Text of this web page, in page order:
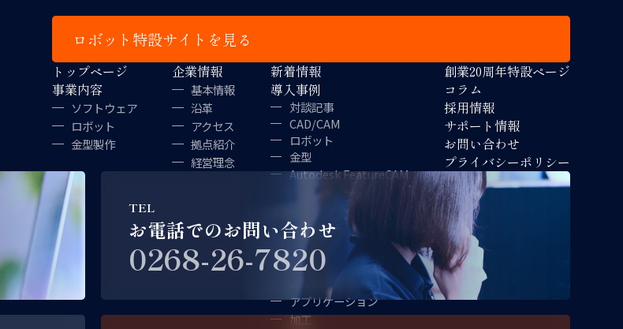
TEL
お電話でのお問い合わせ
0268-26-7820
ロボット特設サイトを見る
トップページ
事業内容
ソフトウェア
ロボット
金型製作
企業情報
基本情報
沿革
アクセス
拠点紹介
経営理念
新着情報
導入事例
対談記事
CAD/CAM
ロボット
金型
Autodesk FeatureCAM
Autodesk Fusion
CAM-TOOL
CAMWorks
EZ-MILL
FFCAM
SOLIDWORKS
アプリケーション
加工
創業20周年特設ページ
コラム
採用情報
サポート情報
お問い合わせ
プライバシーポリシー